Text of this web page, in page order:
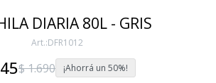
DIARIA 80L - GRIS
DFR1012
$1.690 50